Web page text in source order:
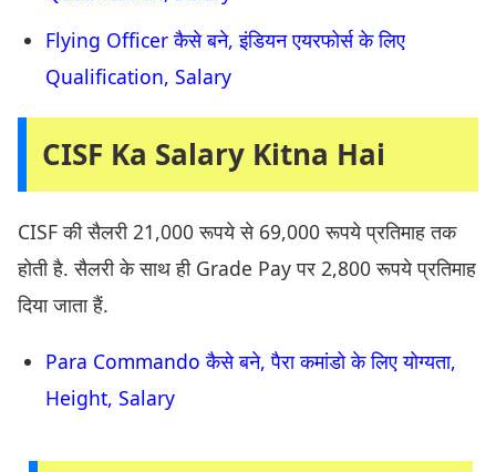
Flying Officer कैसे बने, इंडियन एयरफोर्स के लिए
Qualification, Salary
CISF Ka Salary Kitna Hai
CISF की सैलरी 21,000 रूपये से 69,000 रूपये प्रतिमाह तक
होती है. सैलरी के साथ ही Grade Pay पर 2,800 रूपये प्रतिमाह
दिया जाता हैं.
Para Commando कैसे बने, पैरा कमांडो के लिए योग्यता,
Height, Salary